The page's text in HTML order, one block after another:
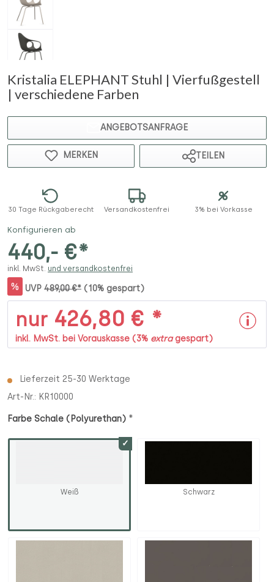
Kristalia ELEPHANT Stuhl | Vierfußgestell
| verschiedene Farben
ANGEBOTSANFRAGE
MERKEN TEILEN
30 Tage Rückgaberecht Versandkostenfrei 3% bei Vorkasse
Konfigurieren ab
440,- €*
inkl. MwSt. und versandkostenfrei
% UVP 489,00 €* (10% gespart)
nur 426,80 € *
inkl. MwSt. bei Vorauskasse (3% extragespart)
Lieferzeit 25-30 Werktage
Art-Nr.: KR10000
Farbe Schale (Polyurethan) *
Weiß Schwarz